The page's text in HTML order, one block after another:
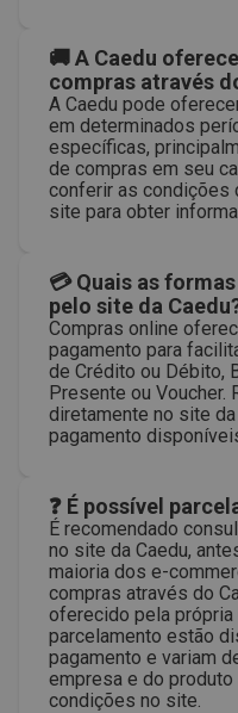
🚚 A Caedu
compras através
A Caedu pode
em determinados
específicas,
de compras em seu
conferir as condições
site para obter
💳 Quais as
pelo site da
Compras online
pagamento para
de Crédito ou Débito,
Presente ou Voucher.
diretamente no site
pagamento
❓ É possível
É recomendado
no site da Caedu,
maioria dos e-
compras através do
oferecido pela própria
parcelamento estão
pagamento e variam
empresa e do
condições no site.